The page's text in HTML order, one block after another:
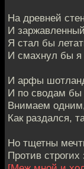
На древней
И
Я стал бы
И смахнул бы
И арфы
И по сводам бы
Внимаем
Как раздался,
Но тщетны
Против